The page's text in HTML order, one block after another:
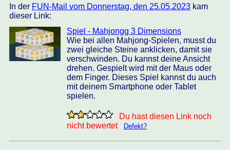
In der FUN-Mail vom Donnerstag, den 25.05.2023 kam
dieser Link:
Spiel - Mahjongg 3 Dimensions
Wie bei allen Mahjong-Spielen, musst du
zwei gleiche Steine anklicken, damit sie
verschwinden. Du kannst deine Ansicht
drehen. Gespielt wird mit der Maus oder
dem Finger. Dieses Spiel kannst du auch
mit deinem Smartphone oder Tablet
spielen.
Du hast diesen Link noch
nicht bewertet
Defekt?